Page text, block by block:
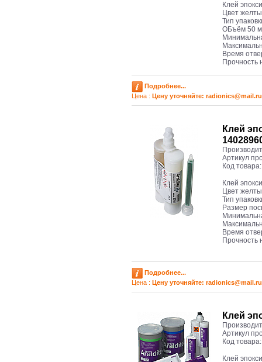
Клей
Цвет
Тип
ОБъём 50
Время
Прочность
Подробнее...
Цена : Цену уточняйте: radioniсs@mail.ru
Клей
Артикул
Код
Клей
Цвет
Тип
Размер
Время
Прочность
Подробнее...
Цена : Цену уточняйте: radioniсs@mail.ru
Клей
Артикул
Код
Клей